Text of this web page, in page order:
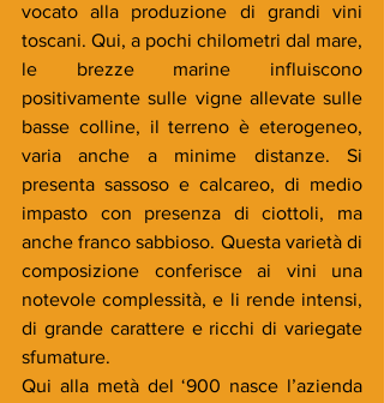
vocato alla produzione di grandi vini
toscani. Qui, a pochi chilometri dal mare,
le brezze marine influiscono
positivamente sulle vigne allevate sulle
basse colline, il terreno è eterogeneo,
varia anche a minime distanze. Si
presenta sassoso e calcareo, di medio
impasto con presenza di ciottoli, ma
anche franco sabbioso. Questa varietà di
composizione conferisce ai vini una
notevole complessità, e li rende intensi,
di grande carattere e ricchi di variegate
sfumature.
Qui alla metà del ‘900 nasce l’azienda